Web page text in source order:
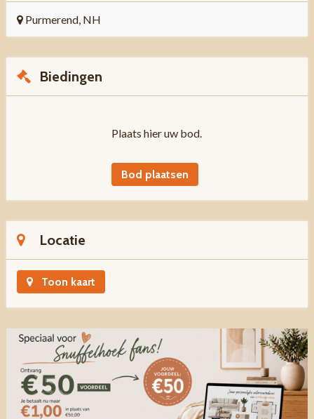
Purmerend, NH
Biedingen
Plaats hier uw bod.
Bod plaatsen
Locatie
Toon kaart